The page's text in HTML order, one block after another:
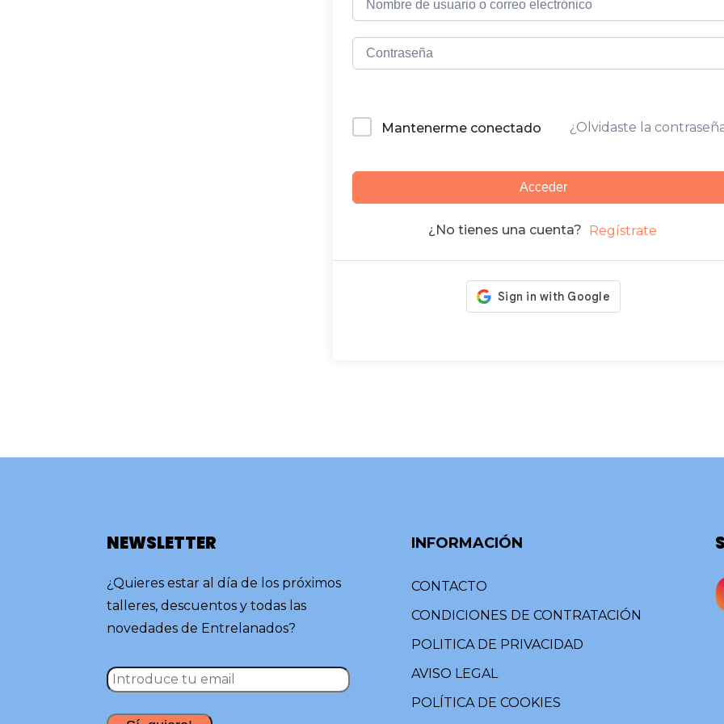
Mantenerme conectado ¿Olvidaste la
Acceder
¿No tienes una cuenta? Regístrate
NEWSLETTER
¿Quieres estar al día de los próximos
talleres, descuentos y todas las
novedades de Entrelanados?
INFORMACIÓN
CONTACTO
CONDICIONES DE CONTRATACIÓN
POLITICA DE PRIVACIDAD
AVISO LEGAL
POLÍTICA DE COOKIES